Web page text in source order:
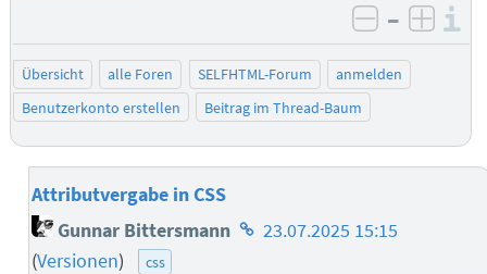
negativ
–
Übersicht alle Foren SELFHTML-Forum
anmelden
Benutzerkonto erstellen
Beitrag im Thread-Baum
Attributvergabe in CSS
Gunnar Bittersmann Homepage
23.07.2025 15:15
(Versionen) css